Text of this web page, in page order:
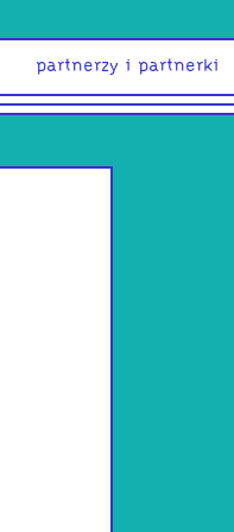
partnerzy i partnerki